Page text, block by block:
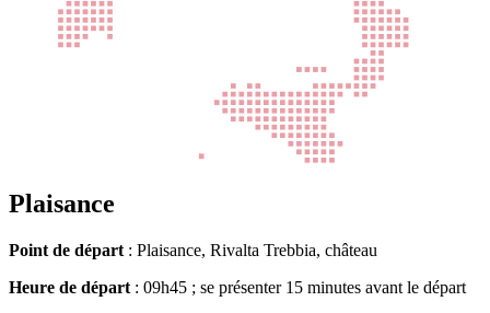
Plaisance
Point de départ : Plaisance, Rivalta Trebbia, château
Heure de départ : 09h45 ; se présenter 15 minutes avant le départ